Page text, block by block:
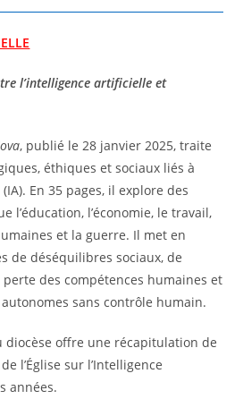
l’intelligence artificielle et
, publié le 28 janvier 2025, traite
éthiques et sociaux liés à
En 35 pages, il explore des
l’éducation, l’économie, le travail,
et la guerre. Il met en
de déséquilibres sociaux, de
des compétences humaines et
sans contrôle humain.
diocèse offre une récapitulation de
l’Église sur l’Intelligence
années.